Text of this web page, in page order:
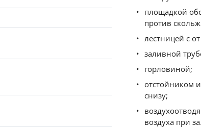
площадкой
против
лестницей с
заливной
горловиной;
отстойником
снизу;
воздуха при